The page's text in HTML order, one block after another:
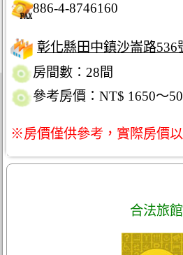
886-4-8746160
彰化縣田中鎮沙崙路536
房間數：28間
參考房價：NT$ 1650～
※房價僅供參考，實際房價
合法旅館